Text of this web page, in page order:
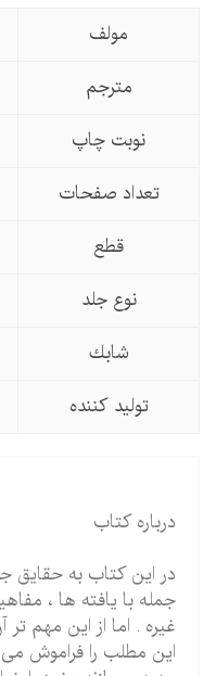
مولف
مترجم
نوبت چاپ
تعداد صفحات
قطع
نوع جلد
شابك
تولید كننده
درباره کتاب
در این کتاب به حقایق
جمله با یافته ها ،
غیره . اما از این مهم تر
این مطلب را فراموش می